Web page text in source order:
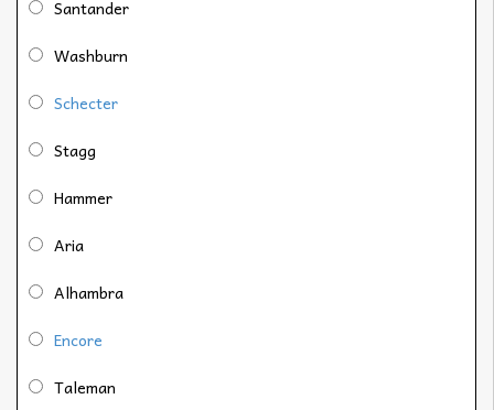
Santander
Washburn
Schecter
Stagg
Hammer
Aria
Alhambra
Encore
Taleman